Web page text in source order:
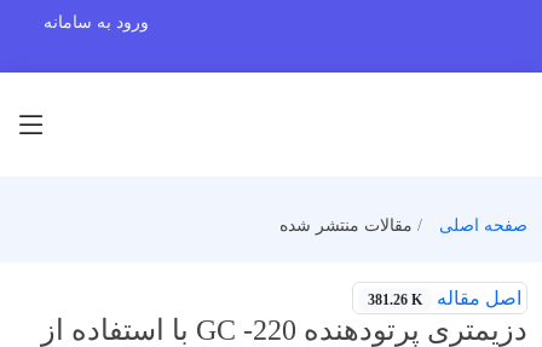
ورود به سامانه
صفحه اصلی مقالات منتشر شده
اصل مقاله 381.26 K
دزیمتری پرتودهنده 220- GC با استفاده از